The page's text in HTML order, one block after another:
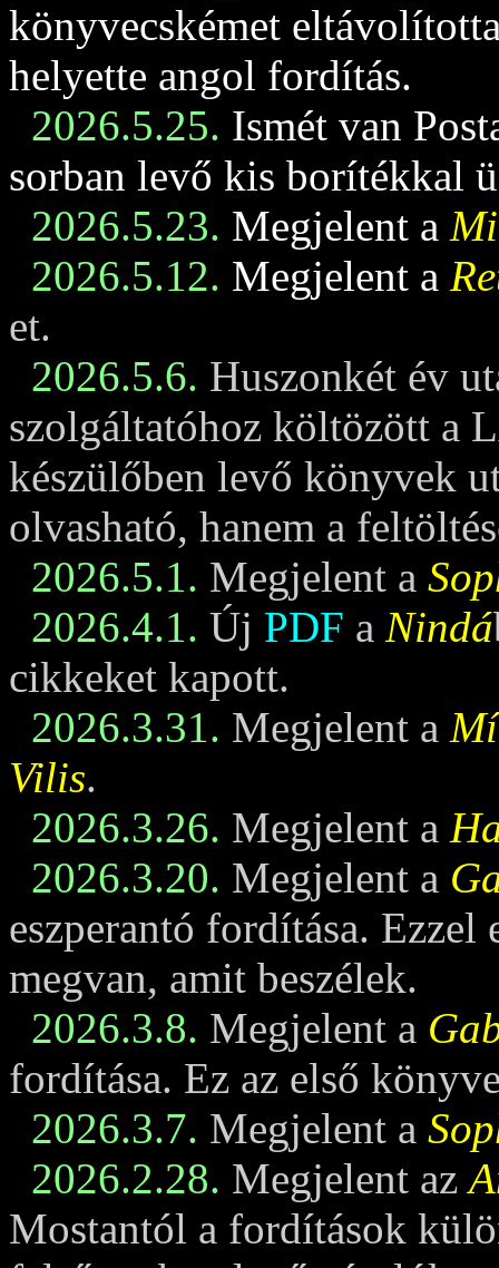
könyvecskémet
helyette angol fordítás.
2026.5.25. Ismét van
sorban levő kis borítékkal
2026.5.23. Megjelent a
2026.5.12. Megjelent a
et.
2026.5.6. Huszonkét év
szolgáltatóhoz költözött a
készülőben levő könyvek
olvasható, hanem a
2026.5.1. Megjelent a
2026.4.1. Új PDF a Nindá
cikkeket kapott.
2026.3.31. Megjelent a
Vilis.
2026.3.26. Megjelent a
2026.3.20. Megjelent a
eszperantó fordítása. Ezzel
megvan, amit beszélek.
2026.3.8. Megjelent a
fordítása. Ez az első
2026.3.7. Megjelent a
2026.2.28. Megjelent az
Mostantól a fordítások